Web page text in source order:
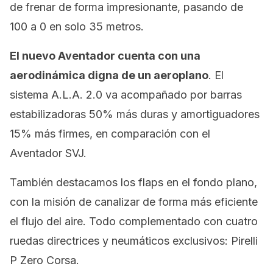
de frenar de forma impresionante, pasando de
100 a 0 en solo 35 metros.
El nuevo Aventador cuenta con una
aerodinámica digna de un aeroplano. El
sistema A.L.A. 2.0 va acompañado por barras
estabilizadoras 50% más duras y amortiguadores
15% más firmes, en comparación con el
Aventador SVJ.
También destacamos los flaps en el fondo plano,
con la misión de canalizar de forma más eficiente
el flujo del aire. Todo complementado con cuatro
ruedas directrices y neumáticos exclusivos: Pirelli
P Zero Corsa.